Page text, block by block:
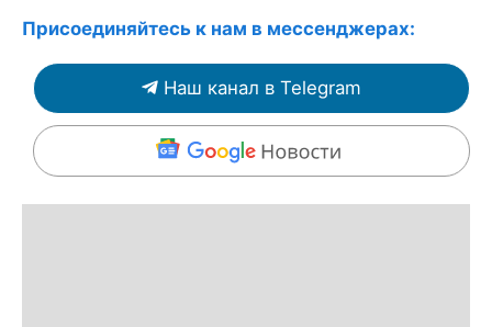
Присоединяйтесь к нам в мессенджерах:
Наш канал в Telegram